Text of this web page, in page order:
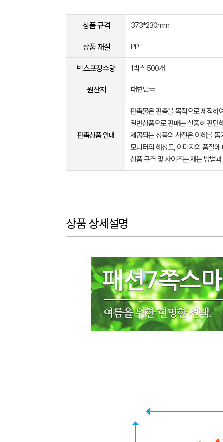
상품 규격 373*230mm
상품 재질 PP
박스포장수량 1박스 500개
원산지 대한민국
판촉상품 안내
판촉물은 판촉을 목적으로 제작하
일반상품으로 판매는 신중히 판단
제공되는 상품의 사진은 이해를
모니터의 해상도, 이미지의 품질
상품 규격 및 사이즈는 재는 방법
상품 상세설명